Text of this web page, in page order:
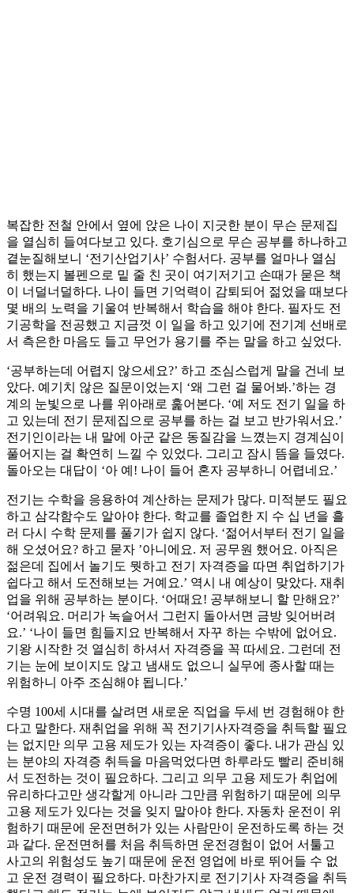
복잡한 전철 안에서 옆에 앉은 나이 지긋한 분이 무슨 문제집
을 열심히 들여다보고 있다. 호기심으로 무슨 공부를 하나하고
곁눈질해보니 ‘전기산업기사’ 수험서다. 공부를 얼마나 열심
히 했는지 볼펜으로 밑 줄 친 곳이 여기저기고 손때가 묻은 책
이 너덜너덜하다. 나이 들면 기억력이 감퇴되어 젊었을 때보다
몇 배의 노력을 기울여 반복해서 학습을 해야 한다. 필자도 전
기공학을 전공했고 지금껏 이 일을 하고 있기에 전기계 선배로
서 측은한 마음도 들고 무언가 용기를 주는 말을 하고 싶었다.
‘공부하는데 어렵지 않으세요?’ 하고 조심스럽게 말을 건네 보
았다. 예기치 않은 질문이었는지 ‘왜 그런 걸 물어봐.’하는 경
계의 눈빛으로 나를 위아래로 훑어본다. ‘예 저도 전기 일을 하
고 있는데 전기 문제집으로 공부를 하는 걸 보고 반가워서요.’
전기인이라는 내 말에 아군 같은 동질감을 느꼈는지 경계심이
풀어지는 걸 확연히 느낄 수 있었다. 그리고 잠시 뜸을 들였다.
돌아오는 대답이 ‘아 예! 나이 들어 혼자 공부하니 어렵네요.’
전기는 수학을 응용하여 계산하는 문제가 많다. 미적분도 필요
하고 삼각함수도 알아야 한다. 학교를 졸업한 지 수 십 년을 흘
러 다시 수학 문제를 풀기가 쉽지 않다. ‘젊어서부터 전기 일을
해 오셨어요? 하고 묻자 ’아니에요. 저 공무원 했어요. 아직은
젊은데 집에서 놀기도 뭣하고 전기 자격증을 따면 취업하기가
쉽다고 해서 도전해보는 거예요.’ 역시 내 예상이 맞았다. 재취
업을 위해 공부하는 분이다. ‘어때요! 공부해보니 할 만해요?’
‘어려워요. 머리가 녹슬어서 그런지 돌아서면 금방 잊어버려
요.’ ‘나이 들면 힘들지요 반복해서 자꾸 하는 수밖에 없어요.
기왕 시작한 것 열심히 하셔서 자격증을 꼭 따세요. 그런데 전
기는 눈에 보이지도 않고 냄새도 없으니 실무에 종사할 때는
위험하니 아주 조심해야 됩니다.’
수명 100세 시대를 살려면 새로운 직업을 두세 번 경험해야 한
다고 말한다. 재취업을 위해 꼭 전기기사자격증을 취득할 필요
는 없지만 의무 고용 제도가 있는 자격증이 좋다. 내가 관심 있
는 분야의 자격증 취득을 마음먹었다면 하루라도 빨리 준비해
서 도전하는 것이 필요하다. 그리고 의무 고용 제도가 취업에
유리하다고만 생각할게 아니라 그만큼 위험하기 때문에 의무
고용 제도가 있다는 것을 잊지 말아야 한다. 자동차 운전이 위
험하기 때문에 운전면허가 있는 사람만이 운전하도록 하는 것
과 같다. 운전면허를 처음 취득하면 운전경험이 없어 서툴고
사고의 위험성도 높기 때문에 운전 영업에 바로 뛰어들 수 없
고 운전 경력이 필요하다. 마찬가지로 전기기사 자격증을 취득